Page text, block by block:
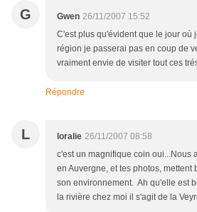
G Gwen 26/11/2007 15:52
C'est plus qu'évident que le jour où
région je passerai pas en coup de
vraiment envie de visiter tout ces
Répondre
L loralie 26/11/2007 08:58
c'est un magnifique coin oui...Nous
en Auvergne, et tes photos,
son environnement. Ah qu'elle est
la rivière chez moi il s'agit de la